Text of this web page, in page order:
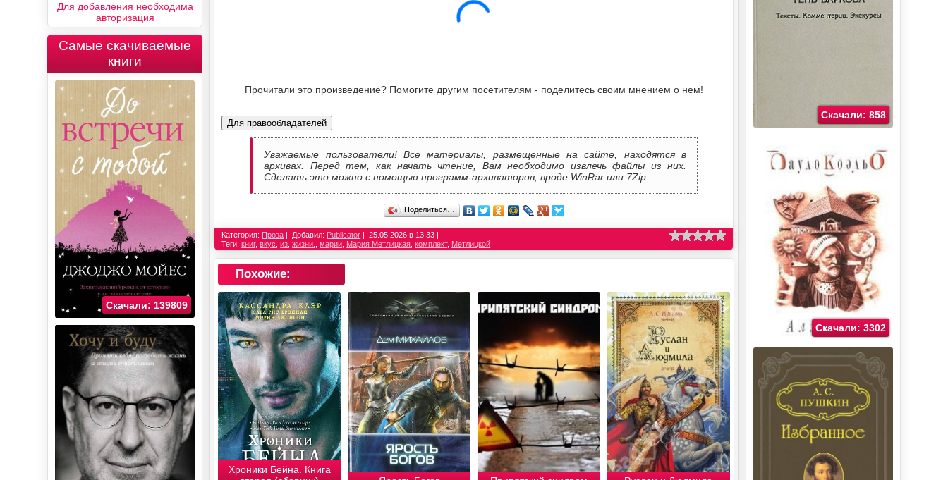
Прочитали это произведение? Помогите другим посетителям - поделитесь своим мнением о нем!
Для правообладателей
Уважаемые пользователи! Все материалы, размещенные на сайте, находятся в
архивах. Перед тем, как начать чтение, Вам необходимо извлечь файлы из них.
Сделать это можно с помощью программ-архиваторов, вроде WinRar или 7Zip.
Поделиться…
Категория: Проза Добавил: Publicator
25.05.2026 в 13:33
Теги:книг,вкус ,из ,жизни. ,марии Мария Метлицкая ,комплект, Метлицкой
Похожие:
Хроники Бейна. Книга
Для добавления необходима
авторизация
Самые скачиваемые
книги
Скачали: 139809
Скачали: 858
Скачали: 3302